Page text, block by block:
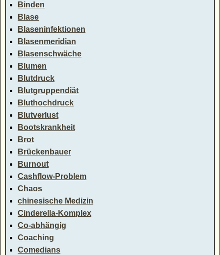
Binden
Blase
Blaseninfektionen
Blasenmeridian
Blasenschwäche
Blumen
Blutdruck
Blutgruppendiät
Bluthochdruck
Blutverlust
Bootskrankheit
Brot
Brückenbauer
Burnout
Cashflow-Problem
Chaos
chinesische Medizin
Cinderella-Komplex
Co-abhängig
Coaching
Comedians